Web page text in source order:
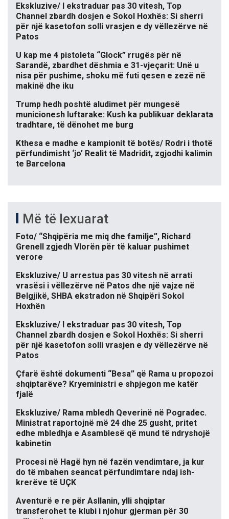
Ekskluzive/ I ekstraduar pas 30 vitesh, Top
Channel zbardh dosjen e Sokol Hoxhës: Si sherri
për një kasetofon solli vrasjen e dy vëllezërve në
Patos
U kap me 4 pistoleta “Glock” rrugës për në
Sarandë, zbardhet dëshmia e 31-vjeçarit: Unë u
nisa për pushime, shoku më futi qesen e zezë në
makinë dhe iku
Trump hedh poshtë aludimet për mungesë
municionesh luftarake: Kush ka publikuar deklarata
tradhtare, të dënohet me burg
Kthesa e madhe e kampionit të botës/ Rodri i thotë
përfundimisht ‘jo’ Realit të Madridit, zgjodhi kalimin
te Barcelona
Më të lexuarat
Foto/ “Shqipëria me miq dhe familje”, Richard
Grenell zgjedh Vlorën për të kaluar pushimet
verore
Ekskluzive/ U arrestua pas 30 vitesh në arrati
vrasësi i vëllezërve në Patos dhe një vajze në
Belgjikë, SHBA ekstradon në Shqipëri Sokol
Hoxhën
Ekskluzive/ I ekstraduar pas 30 vitesh, Top
Channel zbardh dosjen e Sokol Hoxhës: Si sherri
për një kasetofon solli vrasjen e dy vëllezërve në
Patos
Çfarë është dokumenti “Besa” që Rama u propozoi
shqiptarëve? Kryeministri e shpjegon me katër
fjalë
Ekskluzive/ Rama mbledh Qeverinë në Pogradec.
Ministrat raportojnë më 24 dhe 25 gusht, pritet
edhe mbledhja e Asamblesë që mund të ndryshojë
kabinetin
Procesi në Hagë hyn në fazën vendimtare, ja kur
do të mbahen seancat përfundimtare ndaj ish-
krerëve të UÇK
Aventurë e re për Asllanin, ylli shqiptar
transferohet te klubi i njohur gjerman për 30